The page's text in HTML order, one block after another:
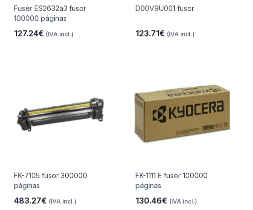
Fuser ES2632a3 fusor
100000 páginas
127.24€ (IVA incl.)
D00V9U001 fusor
123.71€ (IVA incl.)
FK-7105 fusor 300000
páginas
483.27€ (IVA incl.)
FK-1111 E fusor 100000
páginas
130.46€ (IVA incl.)